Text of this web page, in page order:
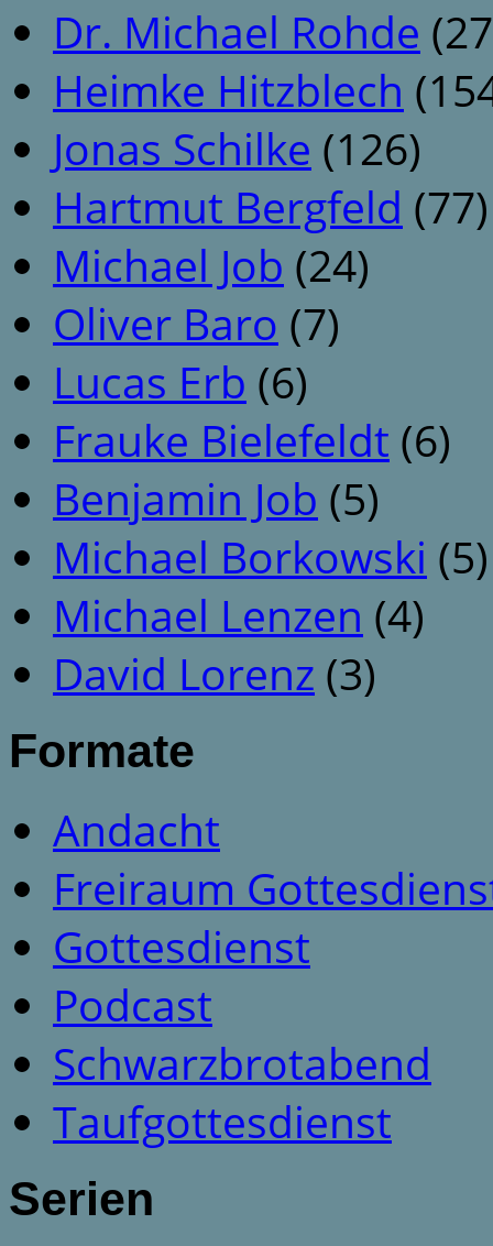
Dr. Michael Rohde
Heimke Hitzblech
Jonas Schilke (126)
Hartmut Bergfeld (77)
Michael Job (24)
Oliver Baro (7)
Lucas Erb (6)
Frauke Bielefeldt (6)
Benjamin Job (5)
Michael Borkowski (5)
Michael Lenzen (4)
David Lorenz (3)
Formate
Andacht
Freiraum
Gottesdienst
Podcast
Schwarzbrotabend
Taufgottesdienst
Serien